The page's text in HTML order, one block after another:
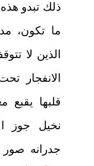
ذلك تبدو
ما تكون،
الذين لا
الانفجار
قلبها يقبع
نخيل جوز
جدرانه